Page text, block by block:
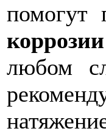
помогут
любом